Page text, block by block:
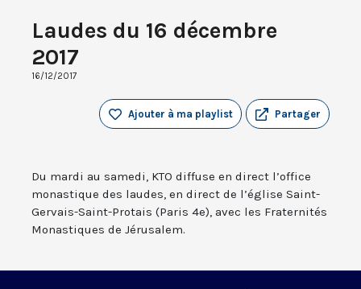
Laudes du 16 décembre
2017
16/12/2017
Partager
Ajouter à ma playlist
Du mardi au samedi, KTO diffuse en direct l’office
monastique des laudes, en direct de l’église Saint-
Gervais-Saint-Protais (Paris 4e), avec les Fraternités
Monastiques de Jérusalem.